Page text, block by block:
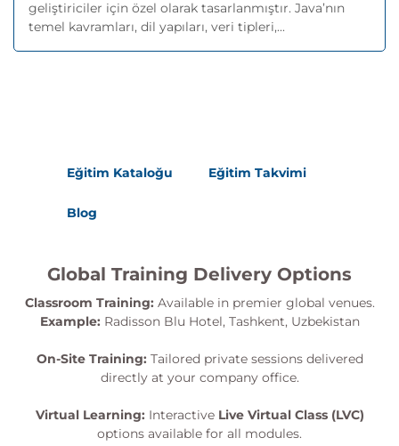
geliştiriciler için özel olarak tasarlanmıştır. Java’nın
temel kavramları, dil yapıları, veri tipleri,...
Eğitim Kataloğu Eğitim Takvimi
Blog
Global Training Delivery Options
Classroom Training: Available in premier global venues.
Example: Radisson Blu Hotel, Tashkent, Uzbekistan
On-Site Training: Tailored private sessions delivered
directly at your company office.
Virtual Learning: Interactive Live Virtual Class (LVC)
options available for all modules.